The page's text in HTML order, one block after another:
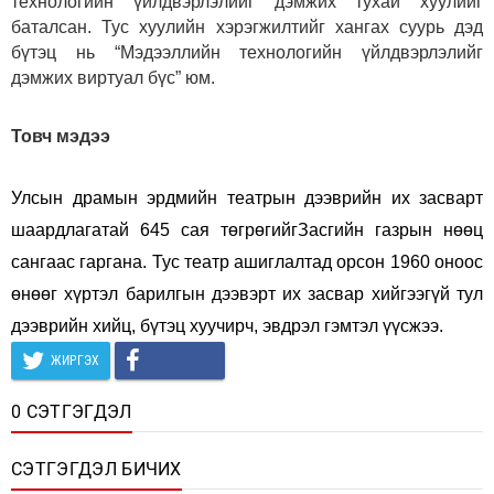
баталсан. Тус хуулийн хэрэгжилтийг хангах суурь дэд
бүтэц нь “Мэдээллийн технологийн үйлдвэрлэлийг
дэмжих виртуал бүс” юм.
Товч мэдээ
Улсын драмын эрдмийн театрын дээврийн их засварт
шаардлагатай 645 сая төгрөгийгЗасгийн газрын нөөц
сангаас гаргана. Тус театр ашиглалтад орсон 1960 оноос
өнөөг хүртэл барилгын дээвэрт их засвар хийгээгүй тул
дээврийн хийц, бүтэц хуучирч, эвдрэл гэмтэл үүсжээ.
ЖИРГЭХ
0 СЭТГЭГДЭЛ
СЭТГЭГДЭЛ БИЧИХ